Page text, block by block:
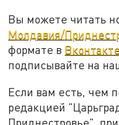
Вы можете читать
Молдавия/
формате в
подписывайте на
Если вам есть, чем
редакцией
Приднестровье",